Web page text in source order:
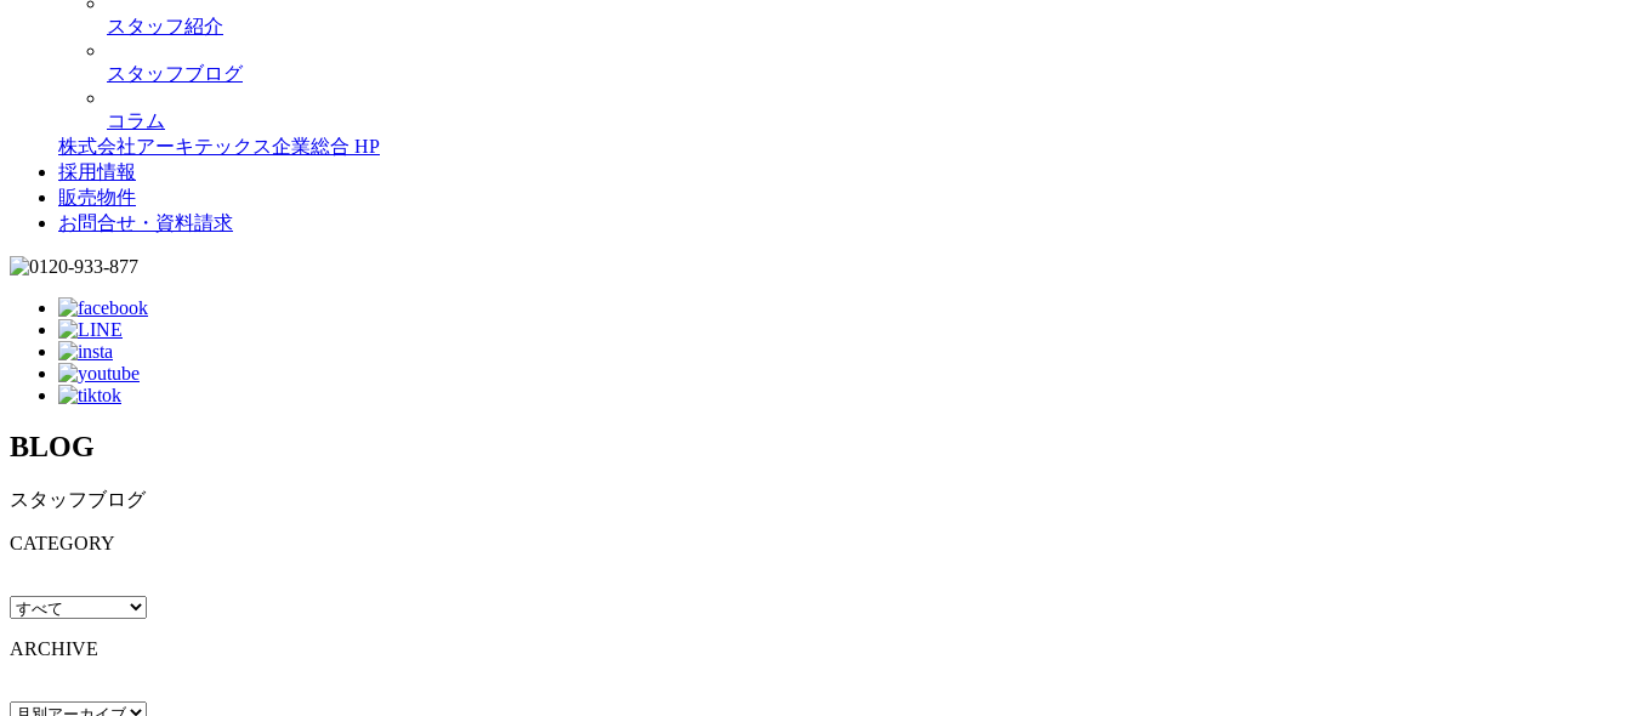
スタッフ紹介
スタッフブログ
コラム
株式会社アーキテックス企業総合 HP
採用情報
販売物件
お問合せ・資料請求
BLOG
スタッフブログ
CATEGORY
ARCHIVE